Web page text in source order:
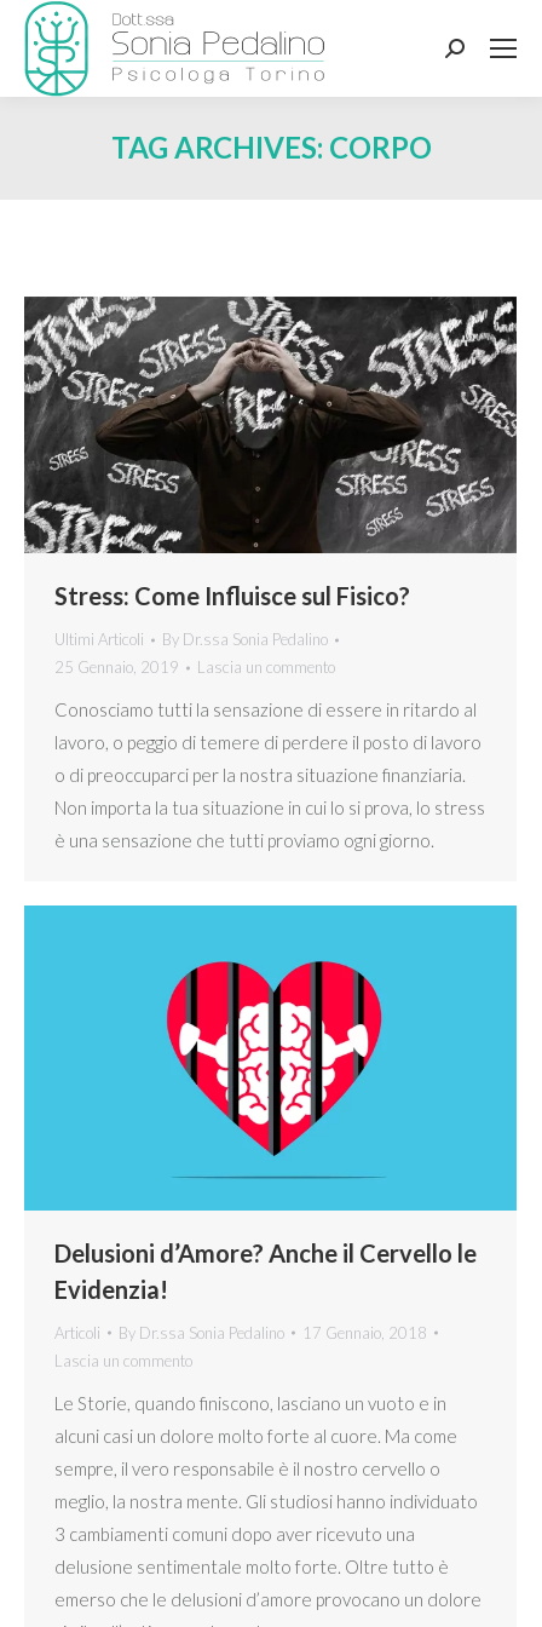
Search:
TAG ARCHIVES: CORPO
Stress: Come Influisce sul Fisico?
Ultimi Articoli By Dr.ssa Sonia Pedalino
25 Gennaio, 2019
Lascia un commento
Conosciamo tutti la sensazione di essere in ritardo al
lavoro, o peggio di temere di perdere il posto di lavoro
o di preoccuparci per la nostra situazione finanziaria.
Non importa la tua situazione in cui lo si prova, lo stress
è una sensazione che tutti proviamo ogni giorno.
Delusioni d’Amore? Anche il Cervello le
Evidenzia!
Articoli By Dr.ssa Sonia Pedalino
17 Gennaio, 2018
Lascia un commento
Le Storie, quando finiscono, lasciano un vuoto e in
alcuni casi un dolore molto forte al cuore. Ma come
sempre, il vero responsabile è il nostro cervello o
meglio, la nostra mente. Gli studiosi hanno individuato
3 cambiamenti comuni dopo aver ricevuto una
delusione sentimentale molto forte. Oltre tutto è
emerso che le delusioni d’amore provocano un dolore